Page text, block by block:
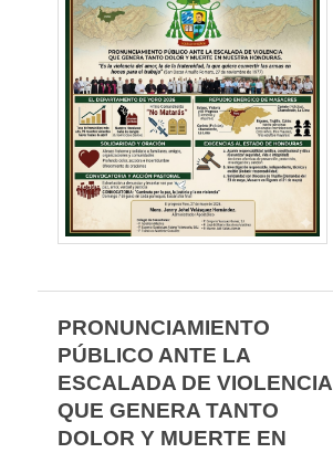
PRONUNCIAMIENTO
PÚBLICO ANTE LA
ESCALADA DE VIOLENCIA
QUE GENERA TANTO
DOLOR Y MUERTE EN